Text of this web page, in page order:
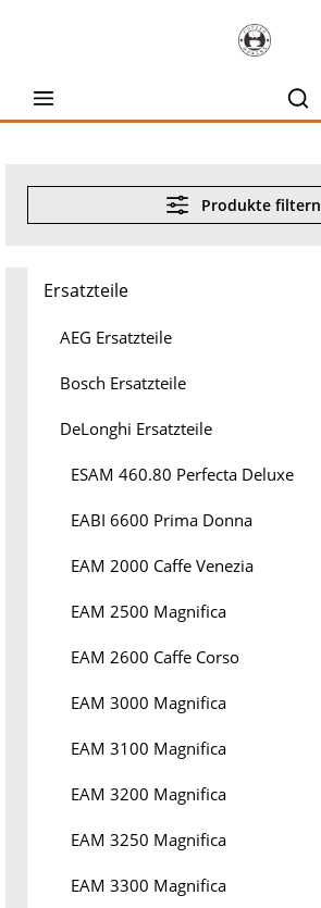
Produkte filtern
Ersatzteile
AEG Ersatzteile
Bosch Ersatzteile
DeLonghi Ersatzteile
ESAM 460.80 Perfecta Deluxe
EABI 6600 Prima Donna
EAM 2000 Caffe Venezia
EAM 2500 Magnifica
EAM 2600 Caffe Corso
EAM 3000 Magnifica
EAM 3100 Magnifica
EAM 3200 Magnifica
EAM 3250 Magnifica
EAM 3300 Magnifica